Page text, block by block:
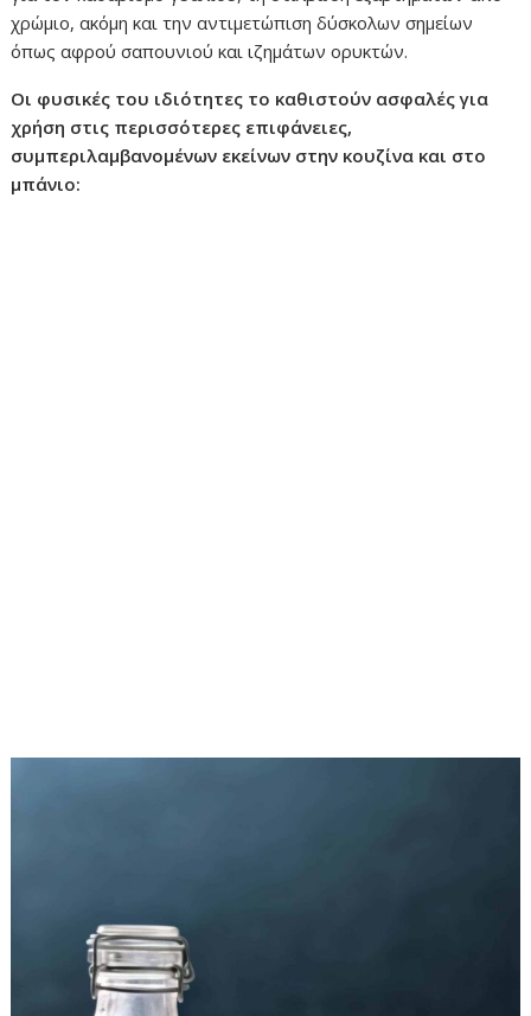
χρώμιο, ακόμη και την αντιμετώπιση δύσκολων σημείων
όπως αφρού σαπουνιού και ιζημάτων ορυκτών.
Οι φυσικές του ιδιότητες το καθιστούν ασφαλές για
χρήση στις περισσότερες επιφάνειες,
συμπεριλαμβανομένων εκείνων στην κουζίνα και στο
μπάνιο: